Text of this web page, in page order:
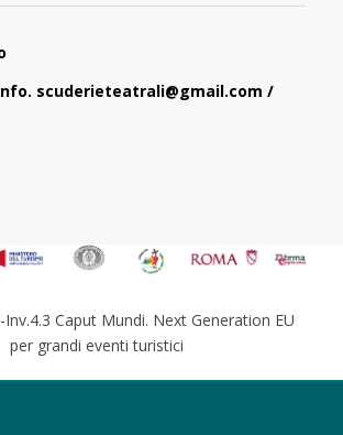
scuderieteatrali@gmail.com /
Inv.4.3 Caput Mundi. Next Generation EU
per grandi eventi turistici